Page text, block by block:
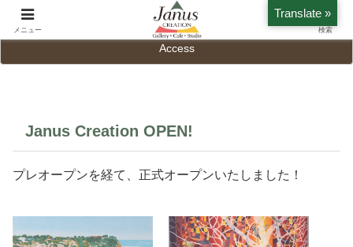
History
Access
Janus Creation OPEN!
プレオープンを経て、正式オープンいたしました！
メニュー 検索
Translate »